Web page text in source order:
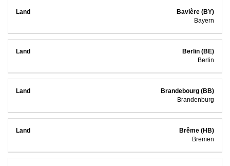
Bavière (BY)
Bayern
Berlin (BE)
Berlin
Brandebourg (BB)
Brandenburg
Brême (HB)
Bremen